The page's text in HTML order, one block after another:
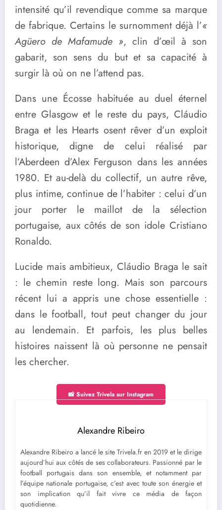
intensité qu’il revendique comme sa marque
de fabrique. Certains le surnomment déjà l’«
Agüero de Mafamude », clin d’œil à son
gabarit, son sens du but et sa capacité à
surgir là où on ne l’attend pas.
Dans une Écosse habituée au duel éternel
entre Glasgow et le reste du pays, Cláudio
Braga et les Hearts osent rêver d’un exploit
historique, digne de celui réalisé par
l’Aberdeen d’Alex Ferguson dans les années
1980. Et au-delà du collectif, un autre rêve,
plus intime, continue de l’habiter : celui d’un
jour porter le maillot de la sélection
portugaise, aux côtés de son idole Cristiano
Ronaldo.
Lucide mais ambitieux, Cláudio Braga le sait
: le chemin reste long. Mais son parcours
récent lui a appris une chose essentielle :
dans le football, tout peut changer du jour
au lendemain. Et parfois, les plus belles
histoires naissent là où personne ne pensait
les chercher.
📸 Suivez Trivela sur Instagram
Alexandre Ribeiro
Alexandre Ribeiro a lancé le site Trivela.fr en 2019 et le dirige
aujourd’hui aux côtés de ses collaborateurs. Passionné par le
football portugais dans son ensemble, et notamment par
l’équipe nationale portugaise, c’est avec toute son énergie et
son implication qu’il fait vivre ce média de façon
quotidienne.